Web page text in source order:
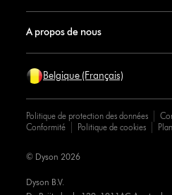
A propos de nous
Belgique (Français)
Politique de protection des données
Conformité
Politique de cookies
Dyson B.V.
© Dyson 2026